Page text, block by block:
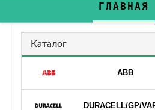
ГЛАВНАЯ
Каталог
ABB
DURAСELL/GP/